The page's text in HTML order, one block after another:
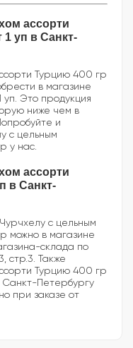
ассорти
1 уп в Санкт-
Турцию 400 гр
в магазине
уп. Это продукция
ниже чем в
и
с цельным
у нас.
ассорти
в Санкт-
с цельным
можно в магазине
склада по
стр.3. Также
Турцию 400 гр
Санкт-Петербургу
при заказе от